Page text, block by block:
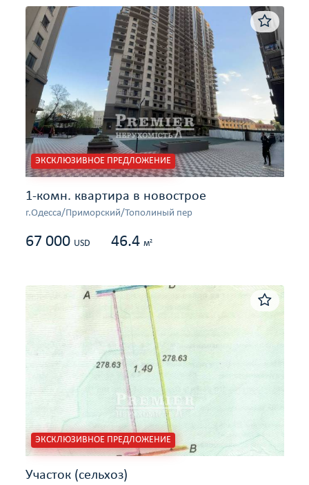
ЭКСКЛЮЗИВНОЕ ПРЕДЛОЖЕНИЕ
1-комн. квартира в новострое
г.Одесса/Приморский/Тополиный пер
67 000 USD 46.4 м2
ЭКСКЛЮЗИВНОЕ ПРЕДЛОЖЕНИЕ
Участок (сельхоз)